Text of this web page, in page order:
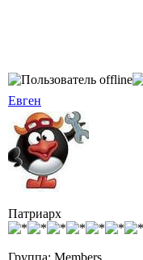
Евген
Патриарх
Группа: Members